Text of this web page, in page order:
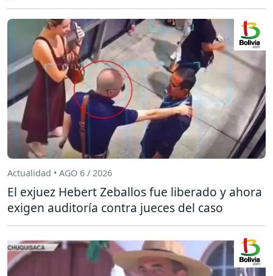
Actualidad • AGO 6 / 2026
El exjuez Hebert Zeballos fue liberado y ahora
exigen auditoría contra jueces del caso